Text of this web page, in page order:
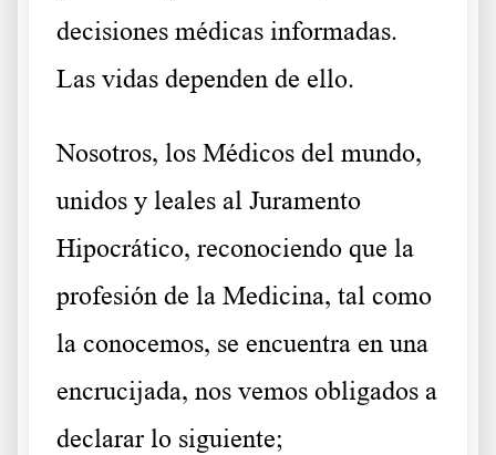
decisiones médicas informadas.
Las vidas dependen de ello.
Nosotros, los Médicos del mundo,
unidos y leales al Juramento
Hipocrático, reconociendo que la
profesión de la Medicina, tal como
la conocemos, se encuentra en una
encrucijada, nos vemos obligados a
declarar lo siguiente;